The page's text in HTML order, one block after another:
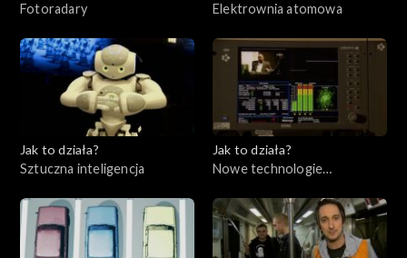
Fotoradary
Elektrownia atomowa
Jak to działa?
Sztuczna inteligencja
Jak to działa?
Nowe technologie